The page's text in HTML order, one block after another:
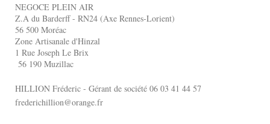
NEGOCE PLEIN AIR
Z.A du Barderff - RN24 (Axe Rennes-Lorient)
56 500 Moréac
Zone Artisanale d'Hinzal
1 Rue Joseph Le Brix
56 190 Muzillac
HILLION Fréderic - Gérant de société 06 03 41 44 57
frederichillion@orange.fr